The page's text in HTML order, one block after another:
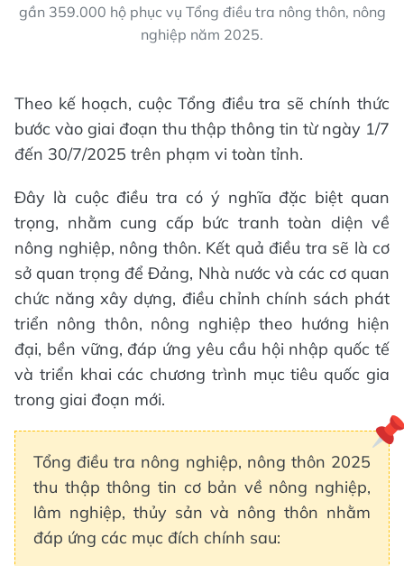
gần 359.000 hộ phục vụ Tổng điều tra nông thôn, nông
nghiệp năm 2025.
Theo kế hoạch, cuộc Tổng điều tra sẽ chính thức
bước vào giai đoạn thu thập thông tin từ ngày 1/7
đến 30/7/2025 trên phạm vi toàn tỉnh.
Đây là cuộc điều tra có ý nghĩa đặc biệt quan
trọng, nhằm cung cấp bức tranh toàn diện về
nông nghiệp, nông thôn. Kết quả điều tra sẽ là cơ
sở quan trọng để Đảng, Nhà nước và các cơ quan
chức năng xây dựng, điều chỉnh chính sách phát
triển nông thôn, nông nghiệp theo hướng hiện
đại, bền vững, đáp ứng yêu cầu hội nhập quốc tế
và triển khai các chương trình mục tiêu quốc gia
trong giai đoạn mới.
Tổng điều tra nông nghiệp, nông thôn 2025
thu thập thông tin cơ bản về nông nghiệp,
lâm nghiệp, thủy sản và nông thôn nhằm
đáp ứng các mục đích chính sau: